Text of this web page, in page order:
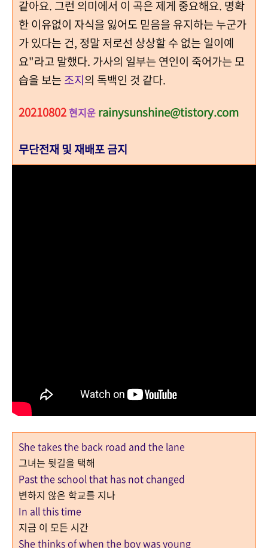
같아요. 그런 의미에서 이 곡은 제게 중요해요. 명확
한 이유없이 자식을 잃어도 믿음을 유지하는 누군가
가 있다는 건, 정말 저로선 상상할 수 없는 일이예
요"라고 말했다. 가사의 일부는 연인이 죽어가는 모
습을 보는 조지의 독백인 것 같다.
20210802 현지운 rainysunshine@tistory.com
무단전재 및 재배포 금지
She takes the back road and the lane
그녀는 뒷길을 택해
Past the school that has not changed
변하지 않은 학교를 지나
In all this time
지금 이 모든 시간
She thinks of when the boy was young